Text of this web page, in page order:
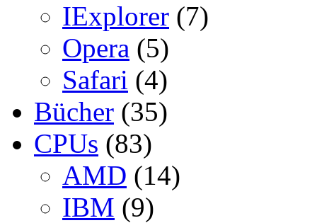
IExplorer (7)
Opera (5)
Safari (4)
Bücher (35)
CPUs (83)
AMD (14)
IBM (9)